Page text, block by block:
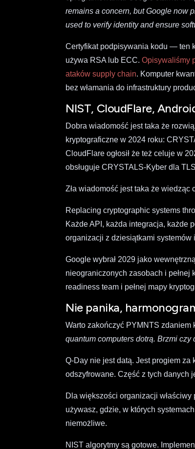
remains a concern, but Google now
used to verify identity and ensure
Certyfikat podpisywania kodu — ten
używa RSA lub ECC.Opisywaliśmy
ataków supply chain. Komputer
bez włamania do infrastruktury
NIST, CloudFlare,
Dobra wiadomość jest taka że
kryptograficzne w 2024 roku:
CloudFlare ogłosił że też celuje w
obsługuje CRYSTALS-Kyber dla
Zła wiadomość jest taka że
Replacing cryptographic systems
Każde API, każda integracja, każde
organizacji z dziesiątkami
Google wybrał 2029 jako
nieograniczonych zasobach i pełnej
readiness team i pełnej mapy
Nie panika,
Warto zakończyć PYMNTS
quantum computers dotrą. Brzmi
Q-Day nie jest datą. Jest progiem
odszyfrowane. Część z tych danych
Dla większości organizacji
używasz, gdzie, w których
niemożliwe.
NIST algorytmy są gotowe.